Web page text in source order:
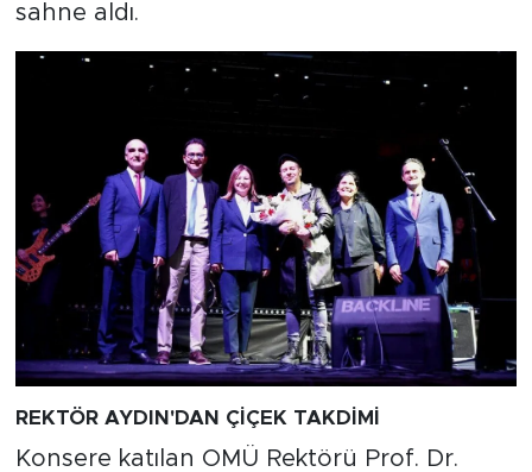
sahne aldı.
REKTÖR AYDIN'DAN ÇİÇEK TAKDİMİ
Konsere katılan OMÜ Rektörü Prof. Dr.